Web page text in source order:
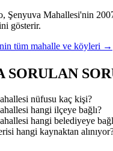
Şenyuva Mahallesi'nin
gösterir.
tüm mahalle ve köyleri →
SORULAN
nüfusu kaç kişi?
hangi ilçeye bağlı?
hangi belediyeye
hangi kaynaktan